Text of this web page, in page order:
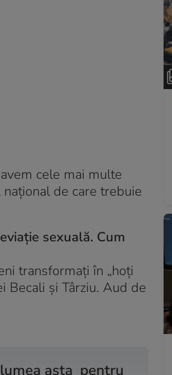
cele mai multe
de care trebuie
sexuală. Cum
transformați în „hoți
Becali și Târziu. Aud de
asta pentru